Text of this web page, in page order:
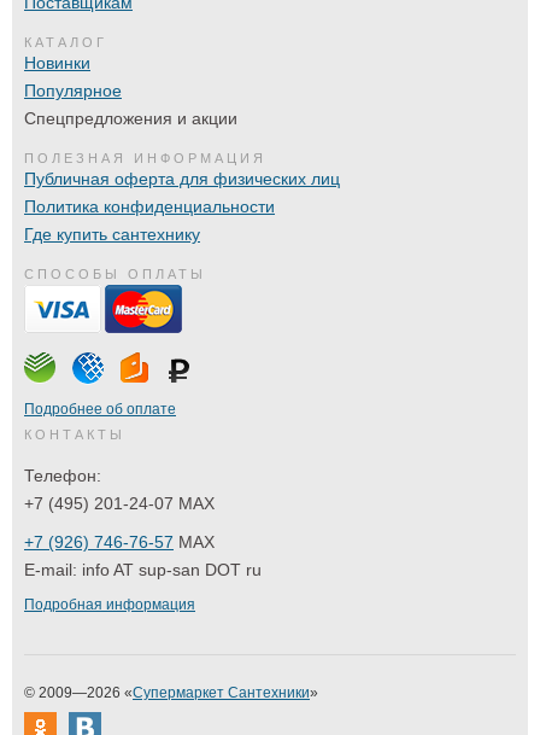
КАТАЛОГ
Новинки
Популярное
Спецпредложения и акции
ПОЛЕЗНАЯ ИНФОРМАЦИЯ
Публичная оферта для физических лиц
Политика конфиденциальности
Где купить сантехнику
СПОСОБЫ ОПЛАТЫ
Подробнее об оплате
КОНТАКТЫ
Телефон:
+7 (495) 201-24-07 MAX
+7 (926) 746-76-57 MAX
E-mail: info AT sup-san DOT ru
Подробная информация
© 2009—2026 «Супермаркет Сантехники»